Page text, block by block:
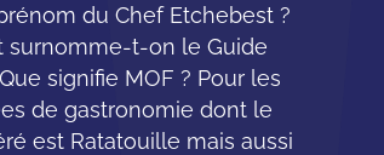
du Chef Etchebest ?
surnomme-t-on le Guide
signifie MOF ? Pour les
de gastronomie dont le
est Ratatouille mais aussi